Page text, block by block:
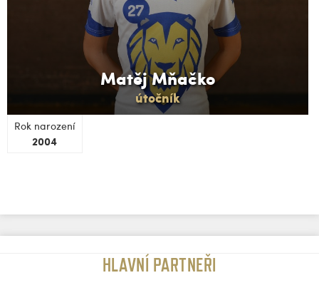
Matěj Mňačko
útočník
Rok narození
2004
HLAVNÍ PARTNEŘI